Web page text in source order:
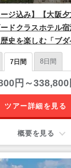
ージ込み】【大阪
ドクラスホテル
史を楽しむ「ブ
7日間 8日間
円～338,800
ツアー詳細を見る
概要を見る